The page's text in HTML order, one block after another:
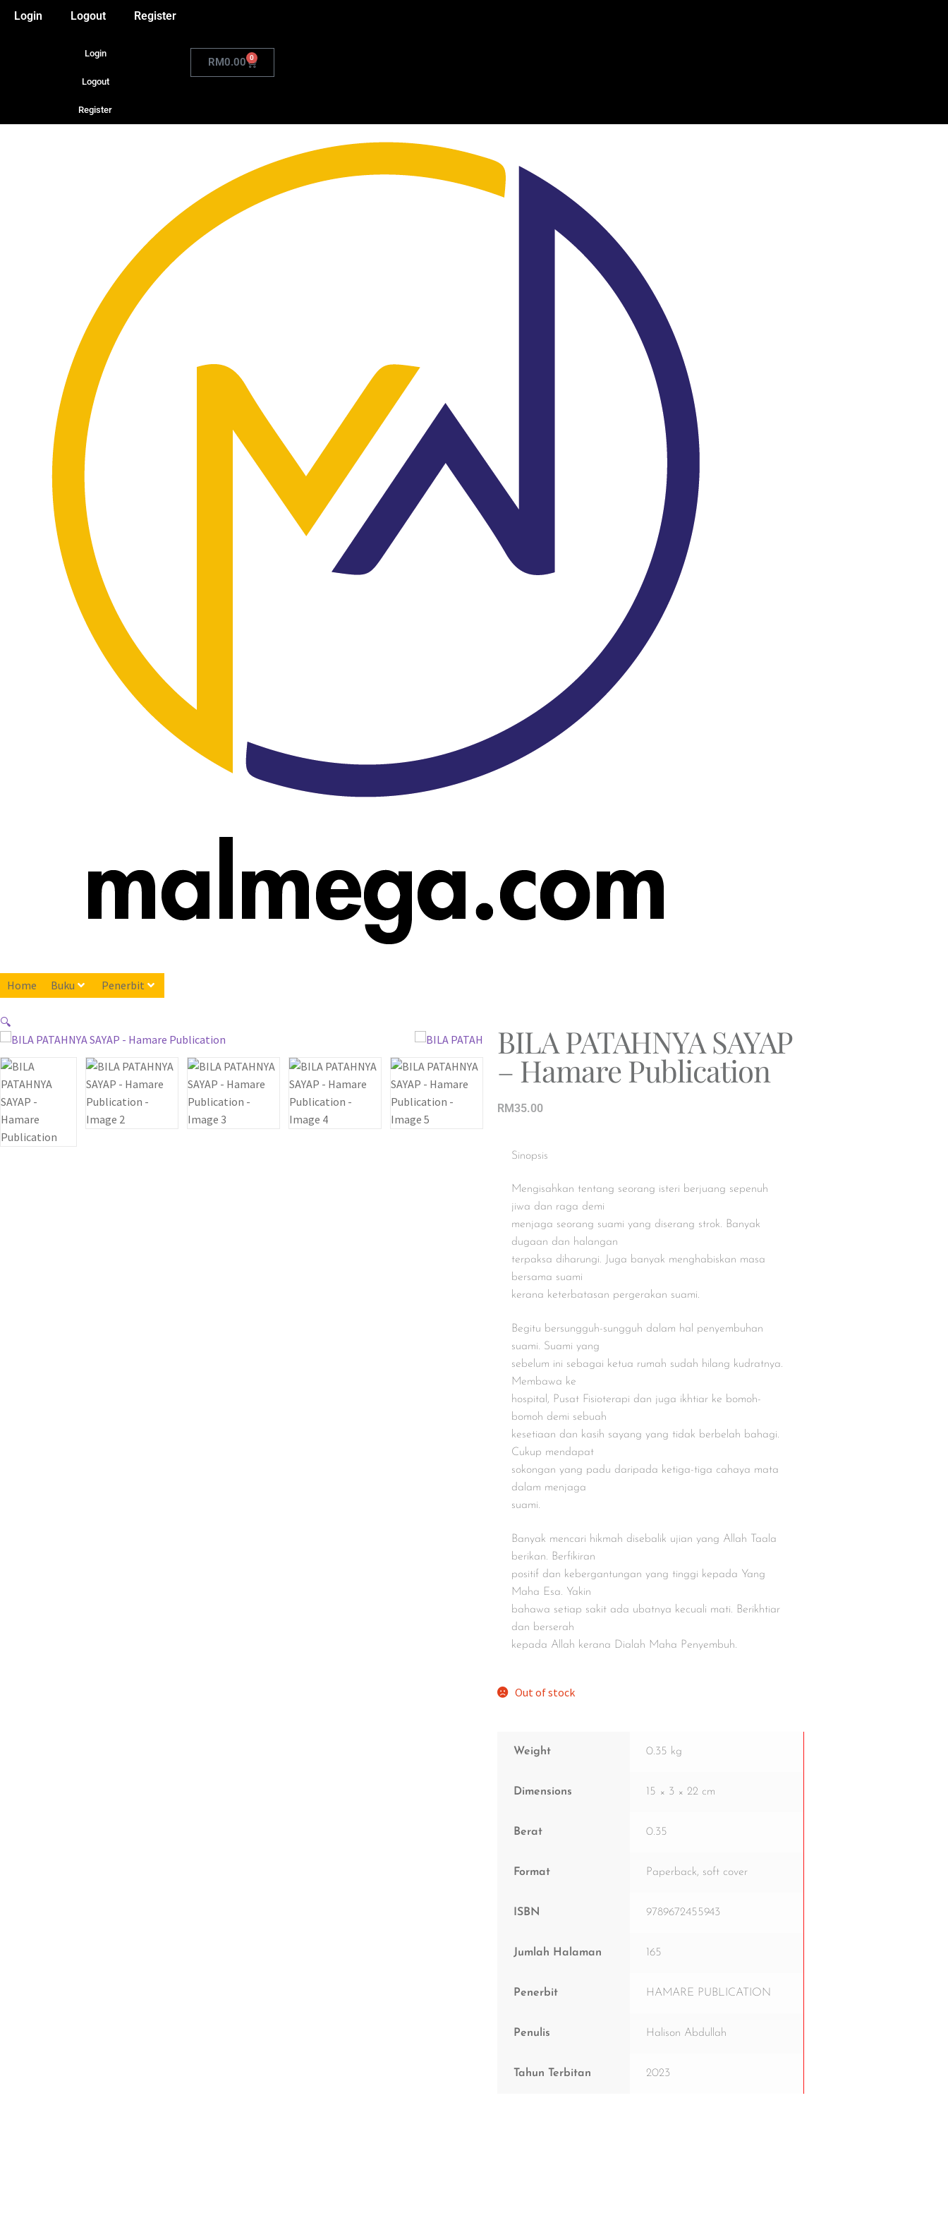
Login Logout Register
Login
Logout
Register
RM0.00 0
Home Buku Penerbit
🔍 BILA PATAHNYA SAYAP
– Hamare Publication
RM35.00
Sinopsis
Mengisahkan tentang seorang isteri berjuang sepenuh
jiwa dan raga demi
menjaga seorang suami yang diserang strok. Banyak
dugaan dan halangan
terpaksa diharungi. Juga banyak menghabiskan masa
bersama suami
kerana keterbatasan pergerakan suami.
Begitu bersungguh-sungguh dalam hal penyembuhan
suami. Suami yang
sebelum ini sebagai ketua rumah sudah hilang kudratnya.
Membawa ke
hospital, Pusat Fisioterapi dan juga ikhtiar ke bomoh-
bomoh demi sebuah
kesetiaan dan kasih sayang yang tidak berbelah bahagi.
Cukup mendapat
sokongan yang padu daripada ketiga-tiga cahaya mata
dalam menjaga
suami.
Banyak mencari hikmah disebalik ujian yang Allah Taala
berikan. Berfikiran
positif dan kebergantungan yang tinggi kepada Yang
Maha Esa. Yakin
bahawa setiap sakit ada ubatnya kecuali mati. Berikhtiar
dan berserah
kepada Allah kerana Dialah Maha Penyembuh.
Out of stock
Weight 0.35 kg
Dimensions 15 × 3 × 22 cm
Berat 0.35
Format Paperback, soft cover
ISBN 9789672455943
Jumlah Halaman 165
Penerbit HAMARE PUBLICATION
Penulis Halison Abdullah
Tahun Terbitan 2023